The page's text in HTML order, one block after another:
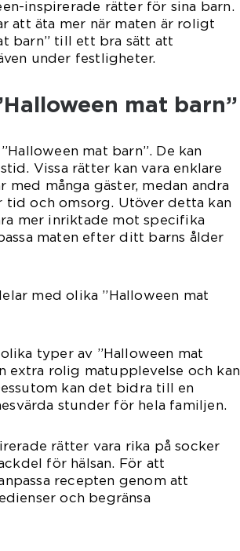
inspirerade rätter för sina barn.
att äta mer när maten är roligt
barn” till ett bra sätt att
under festligheter.
mat barn”
mat barn”. De kan
Vissa rätter kan vara enklare
många gäster, medan andra
tid och omsorg. Utöver detta kan
mer inriktade mot specifika
maten efter ditt barns ålder
med olika ”Halloween mat
typer av ”Halloween mat
extra rolig matupplevelse och kan
kan det bidra till en
stunder för hela familjen.
rätter vara rika på socker
för hälsan. För att
recepten genom att
och begränsa